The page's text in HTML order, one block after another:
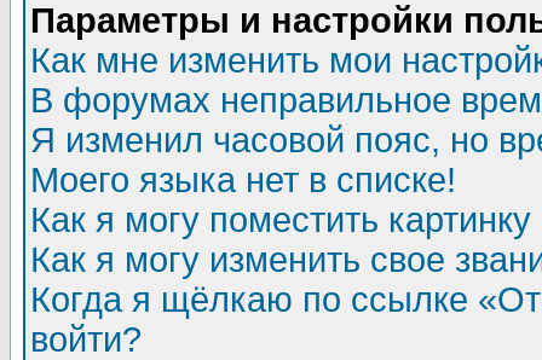
Параметры и настройки
Как мне изменить мои
В форумах неправильное
Я изменил часовой пояс, но
Моего языка нет в списке!
Как я могу поместить
Как я могу изменить свое
Когда я щёлкаю по ссылке
войти?